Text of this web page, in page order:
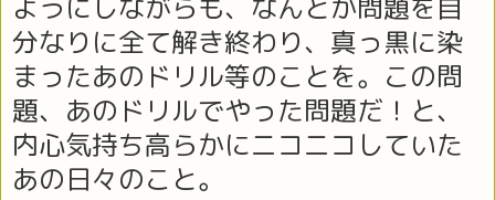
ようにしながらも、なんとか問題を自
分なりに全て解き終わり、真っ黒に染
まったあのドリル等のことを。この問
題、あのドリルでやった問題だ！と、
内心気持ち高らかにニコニコしていた
あの日々のこと。